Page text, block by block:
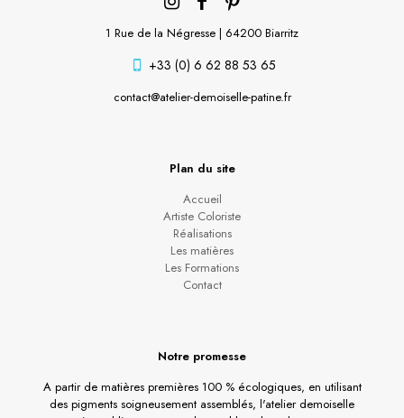
1 Rue de la Négresse | 64200 Biarritz
+33 (0) 6 62 88 53 65
contact@atelier-demoiselle-patine.fr
Plan du site
Accueil
Artiste Coloriste
Réalisations
Les matières
Les Formations
Contact
Notre promesse
A partir de matières premières 100 % écologiques, en utilisant
des pigments soigneusement assemblés, l'atelier demoiselle